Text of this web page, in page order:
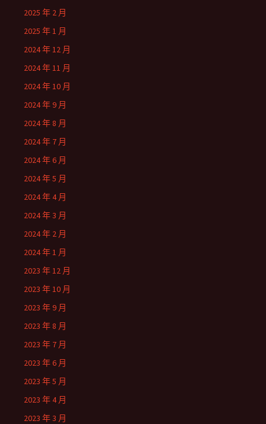
2025 年 2 月
2025 年 1 月
2024 年 12 月
2024 年 11 月
2024 年 10 月
2024 年 9 月
2024 年 8 月
2024 年 7 月
2024 年 6 月
2024 年 5 月
2024 年 4 月
2024 年 3 月
2024 年 2 月
2024 年 1 月
2023 年 12 月
2023 年 10 月
2023 年 9 月
2023 年 8 月
2023 年 7 月
2023 年 6 月
2023 年 5 月
2023 年 4 月
2023 年 3 月